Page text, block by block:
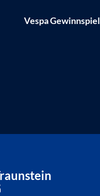
Vespa Gewinnspiel